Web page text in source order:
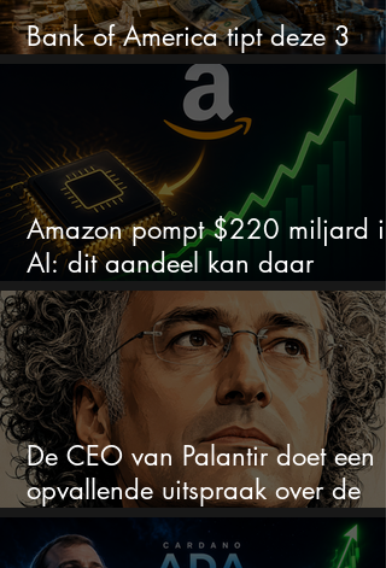
Bank of America tipt deze 3
chipaandelen
Amazon pompt $220 miljard in
AI: dit aandeel kan daar
explosief van profiteren
De CEO van Palantir doet een
opvallende uitspraak over de
beurs